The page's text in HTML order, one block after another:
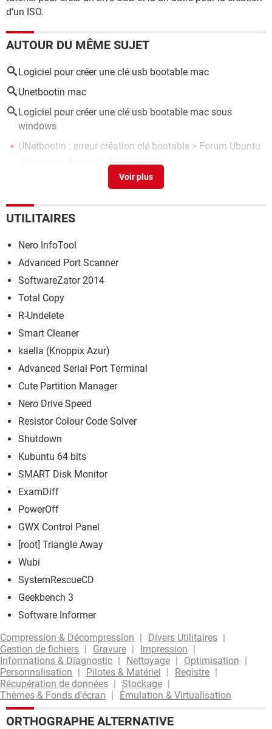
d'un ISO.
AUTOUR DU MÊME SUJET
Logiciel pour créer une clé usb bootable mac
Unetbootin mac
Logiciel pour créer une clé usb bootable mac sous
windows
UNetbootin : erreur création clé bootable > Forum Ubuntu
[résolu] >Forum Ubuntu
Forum Windows
UTILITAIRES
Nero InfoTool
Advanced Port Scanner
SoftwareZator 2014
Total Copy
R-Undelete
Smart Cleaner
kaella (Knoppix Azur)
Advanced Serial Port Terminal
Cute Partition Manager
Nero Drive Speed
Resistor Colour Code Solver
Shutdown
Kubuntu 64 bits
SMART Disk Monitor
ExamDiff
PowerOff
GWX Control Panel
[root] Triangle Away
Wubi
SystemRescueCD
Geekbench 3
Software Informer
Compression & Décompression
Divers Utilitaires
Gestion de fichiers
Gravure
Impression
Informations & Diagnostic
Nettoyage
Optimisation
Personnalisation
Pilotes & Matériel
Registre
Récupération de données
Stockage
Thèmes & Fonds d'écran
Émulation & Virtualisation
ORTHOGRAPHE ALTERNATIVE